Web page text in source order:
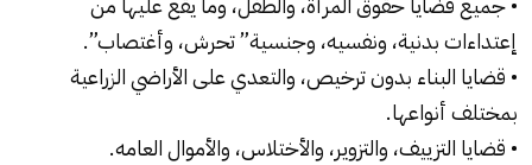
إعتداءات بدنية، ونفسيه، وجنسية” تحرش، وأغتصاب”.
• قضايا البناء بدون ترخيص، والتعدي على الأراضي الزراعية
بمختلف أنواعها.
• قضايا التزييف، والتزوير، والأختلاس، والأموال العامه.